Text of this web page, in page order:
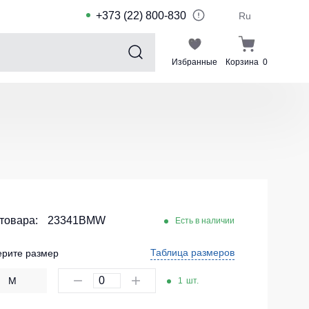
+373 (22) 800-830 Ru
Избранные Корзина 0
Шорты и леггинсы для спорта
Комплекты для команд
23341BMW Есть в наличии
размер Таблица размеров
M 1 шт.